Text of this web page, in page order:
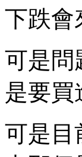
下跌會
可是問
是要
可是目